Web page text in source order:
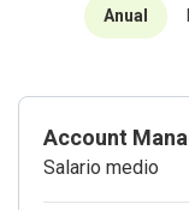
Anual
Account
Salario medio